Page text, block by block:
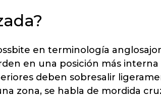
en terminología
en una posición más
deben sobresalir
zona, se habla de mordida